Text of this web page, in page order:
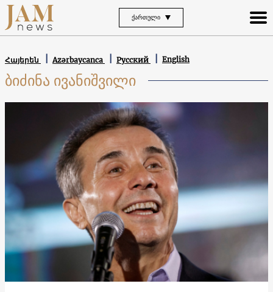
ᲥᲐᲠᲗᲣᲚᲘ
Հայերեն Azərbaycanca Русский English
ბიძინა ივანიშვილი